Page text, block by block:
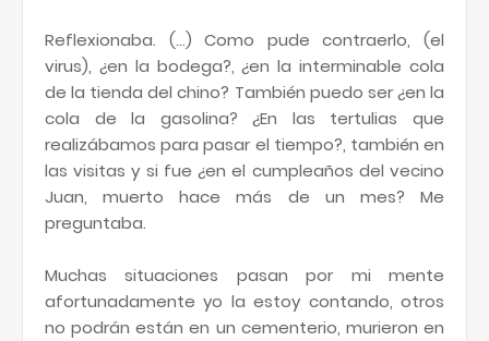
Reflexionaba. (…) Como pude contraerlo, (el
virus), ¿en la bodega?, ¿en la interminable cola
de la tienda del chino? También puedo ser ¿en la
cola de la gasolina? ¿En las tertulias que
realizábamos para pasar el tiempo?, también en
las visitas y si fue ¿en el cumpleaños del vecino
Juan, muerto hace más de un mes? Me
preguntaba.
Muchas situaciones pasan por mi mente
afortunadamente yo la estoy contando, otros
no podrán están en un cementerio, murieron en